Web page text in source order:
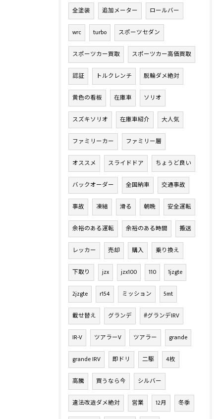
全塗装 追加メーター ロールバー
wrc turbo スポーツセダン
スポーツカー買取 スポーツカー高価買取
認証 トルクレンチ 脱輪ダメ絶対
黄色の看板 在庫車 ソリオ
スズキソリオ 在庫車紹介 大人気
ファミリーカー ファミリー層
オススメ スライドドア ちょうど良い
バックオーダー 全国納車 交通事故
事故 凍結 滑る 朝晩 安全運転
余裕のある運転 余裕のある時間 搬送
レッカー 売却 購入 乗り換え
下取り jzx jzx100 110 1jzgte
2jzgte r154 ミッション 5mt
載せ替え グランデ #グランデIRV
IR-V ツアラーV ツアラー grande
grande IRV 即ドリ 二駆 4枚
高騰 買うなら今 シルバー
違法改造ダメ絶対 営業 12月 冬季